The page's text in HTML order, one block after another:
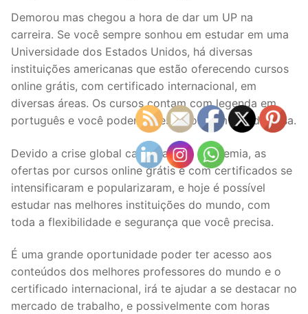
Demorou mas chegou a hora de dar um UP na
carreira. Se você sempre sonhou em estudar em uma
Universidade dos Estados Unidos, há diversas
instituições americanas que estão oferecendo cursos
online grátis, com certificado internacional, em
diversas áreas. Os cursos contam com legenda em
português e você poderá acessá-los sem sair de casa.
Devido a crise global causada pela pandemia, as
ofertas por cursos online grátis e com certificados se
intensificaram e popularizaram, e hoje é possível
estudar nas melhores instituições do mundo, com
toda a flexibilidade e segurança que você precisa.
É uma grande oportunidade poder ter acesso aos
conteúdos dos melhores professores do mundo e o
certificado internacional, irá te ajudar a se destacar no
mercado de trabalho, e possivelmente com horas